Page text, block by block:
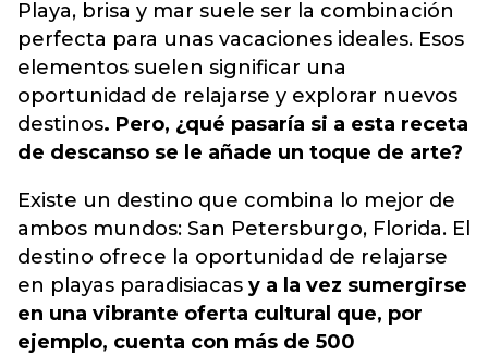
Playa, brisa y mar suele ser la combinación
perfecta para unas vacaciones ideales. Esos
elementos suelen significar una
oportunidad de relajarse y explorar nuevos
destinos. Pero, ¿qué pasaría si a esta receta
de descanso se le añade un toque de arte?
Existe un destino que combina lo mejor de
ambos mundos: San Petersburgo, Florida. El
destino ofrece la oportunidad de relajarse
en playas paradisiacas y a la vez sumergirse
en una vibrante oferta cultural que, por
ejemplo, cuenta con más de 500